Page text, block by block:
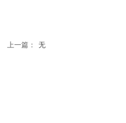
上一篇： 无